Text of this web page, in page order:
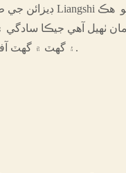
هڪ جديد ۽ ergonomic ڊيزائن جي طور تي، اسان جي Liangshi هڪ
مان ٺهيل آهي جيڪا
۽ گهٽ ۾ گهٽ آفيس جي جڳهن لاءِ هڪ بهترين انتخاب آهي.